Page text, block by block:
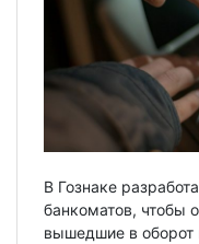
В Гознаке
банкоматов, чтобы
вышедшие в